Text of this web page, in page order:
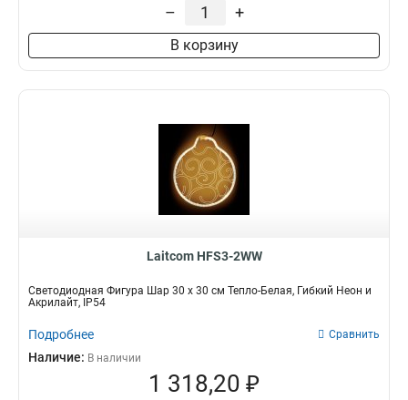
– +
В корзину
Laitcom HFS3-2WW
Светодиодная Фигура Шар 30 x 30 см Тепло-Белая, Гибкий Неон и
Акрилайт, IP54
Подробнее Сравнить
Наличие: В наличии
1 318,20 ₽